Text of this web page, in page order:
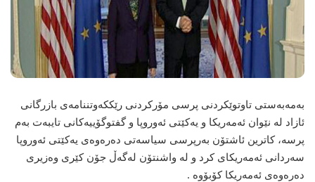
به‌مه‌به‌ستی تاوتوێكردنی پرسی مۆركردنی رێككه‌وتننامه‌ی بازرگانی
ئازاد له‌ نێوان ئه‌مه‌ریكا و یه‌كێتی ئه‌وروپا و گفتوگۆییه‌كانی تایبه‌ت به‌م
پرسه‌، كاترین ئاشتۆن به‌رپرسی سیاسه‌تی ده‌ره‌وه‌ی یه‌كێتی ئه‌وروپا
سه‌ردانی ئه‌مه‌ریكای كرد و له‌ واشنتۆن له‌گه‌ڵ جۆن كێری وه‌زیری
ده‌ره‌وه‌ی ئه‌مه‌ریكا كۆبۆوه‌ .